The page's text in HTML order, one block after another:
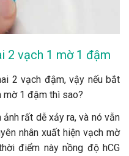
2 vạch 1 mờ 1 đậm
2 vạch đậm, vậy nếu bắt
mờ 1 đậm thì sao?
rất dễ xảy ra, và nó vẫn
nhân xuất hiện vạch mờ
điểm này nồng độ hCG